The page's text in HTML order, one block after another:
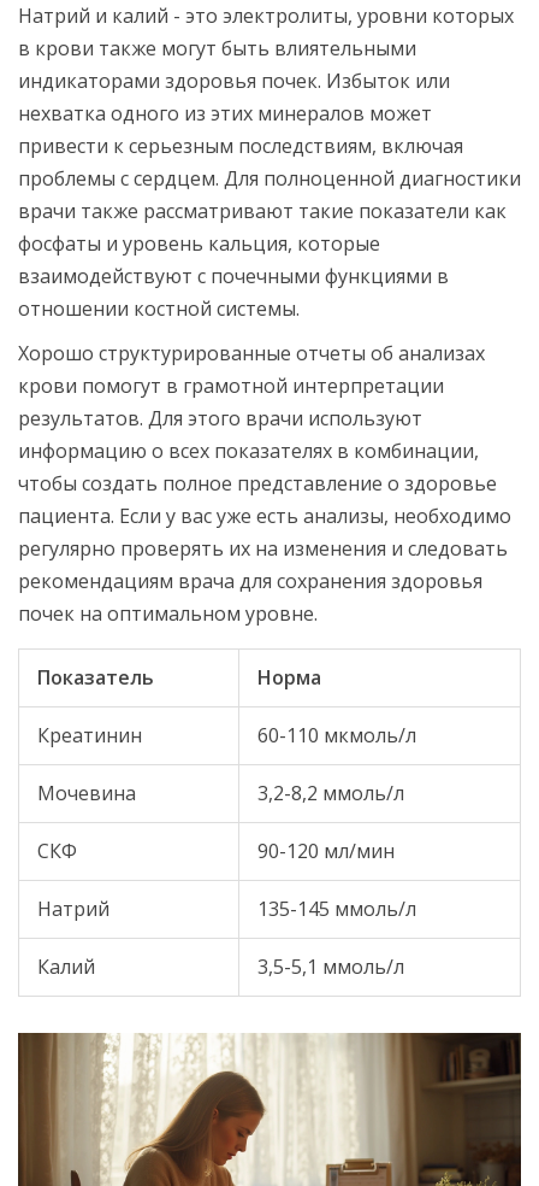
Натрий и калий - это электролиты, уровни которых
в крови также могут быть влиятельными
индикаторами здоровья почек. Избыток или
нехватка одного из этих минералов может
привести к серьезным последствиям, включая
проблемы с сердцем. Для полноценной диагностики
врачи также рассматривают такие показатели как
фосфаты и уровень кальция, которые
взаимодействуют с почечными функциями в
отношении костной системы.
Хорошо структурированные отчеты об анализах
крови помогут в грамотной интерпретации
результатов. Для этого врачи используют
информацию о всех показателях в комбинации,
чтобы создать полное представление о здоровье
пациента. Если у вас уже есть анализы, необходимо
регулярно проверять их на изменения и следовать
рекомендациям врача для сохранения здоровья
почек на оптимальном уровне.
Показатель Норма
Креатинин 60-110 мкмоль/л
Мочевина 3,2-8,2 ммоль/л
СКФ 90-120 мл/мин
Натрий 135-145 ммоль/л
Калий 3,5-5,1 ммоль/л